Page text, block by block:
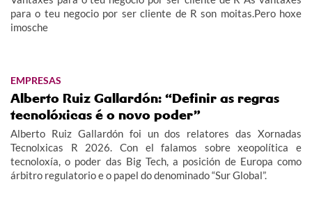
para o teu negocio por ser cliente de R son moitas.Pero hoxe
imosche
EMPRESAS
Alberto Ruiz Gallardón: “Definir as regras
tecnolóxicas é o novo poder”
Alberto Ruiz Gallardón foi un dos relatores das Xornadas
Tecnolxicas R 2026. Con el falamos sobre xeopolítica e
tecnoloxía, o poder das Big Tech, a posición de Europa como
árbitro regulatorio e o papel do denominado “Sur Global”.